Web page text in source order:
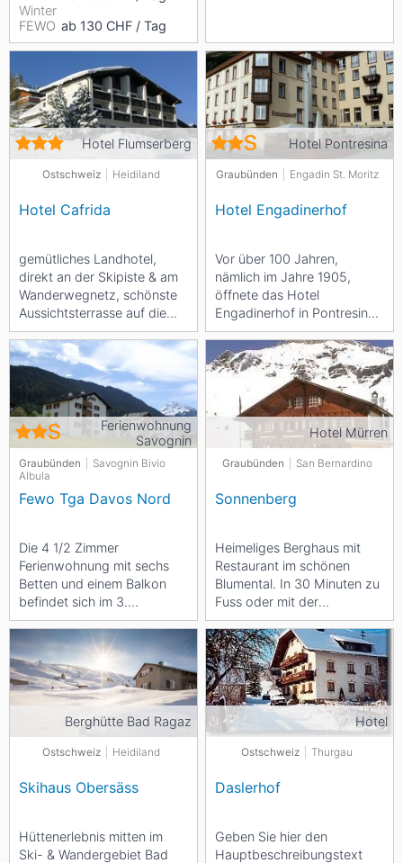
Winter
FEWO ab 130 CHF / Tag
Hotel Flumserberg
Ostschweiz Heidiland
Hotel Cafrida
gemütliches Landhotel,
direkt an der Skipiste & am
Wanderwegnetz, schönste
Aussichtsterrasse auf die
Churfirsten - & Alvierkette,
herrliche...
Hotel Pontresina
Graubünden Engadin St. Moritz
Hotel Engadinerhof
Vor über 100 Jahren,
nämlich im Jahre 1905,
öffnete das Hotel
Engadinerhof in Pontresina,
im Kanton Graubünden
seine Türen. Seit
Dezember...
Ferienwohnung
Savognin
Graubünden
Savognin Bivio
Albula
Fewo Tga Davos Nord
Die 4 1/2 Zimmer
Ferienwohnung mit sechs
Betten und einem Balkon
befindet sich im 3.
Obergeschoss mit
wunderbarem Ausblick auf
die Bergwelt rund...
Hotel Mürren
Graubünden San Bernardino
Sonnenberg
Heimeliges Berghaus mit
Restaurant im schönen
Blumental. In 30 Minuten zu
Fuss oder mit der
Allmendhubelbahn
erreichbar. Grosse
Sonnenterrasse...
Berghütte Bad Ragaz
Ostschweiz Heidiland
Skihaus Obersäss
Hüttenerlebnis mitten im
Ski- & Wandergebiet Bad
Hotel
Ostschweiz Thurgau
Daslerhof
Geben Sie hier den
Hauptbeschreibungstext